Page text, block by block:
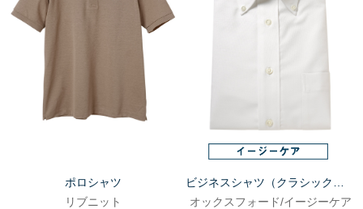
ポロシャツ
リブニット
オックスフォード/イージーケア